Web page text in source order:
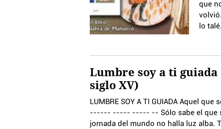
que
lo
Lumbre soy a ti
siglo XV)
LUMBRE SOY A TI GUIADA Aquel
------ ----- ----- -- Sólo sabe el que
jornada del mundo no halla luz alba.